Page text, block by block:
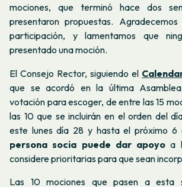
mociones, que terminó hace dos
presentaron propuestas.
participación, y lamentamos que
presentado una moción.
El Consejo Rector, siguiendo el
que se acordó en la última
votación para escoger, de entre las 15
las 10 que se incluirán en el orden del
este lunes día 28 y hasta el próximo 6
persona socia puede dar apoyo a
considere prioritarias para que sean
Las 10 mociones que pasen a esta